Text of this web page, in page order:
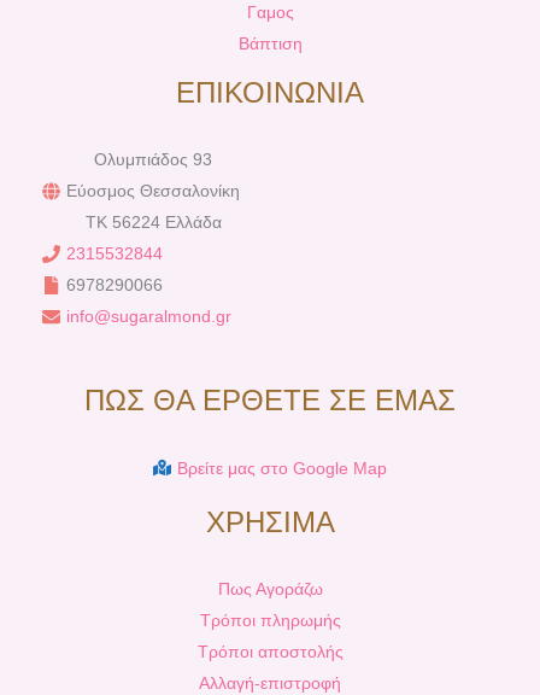
Γαμος
Βάπτιση
ΕΠΙΚΟΙΝΩΝΙΑ
Ολυμπιάδος 93
Εύοσμος Θεσσαλονίκη
TK 56224 Ελλάδα
2315532844
6978290066
info@sugaralmond.gr
ΠΩΣ ΘΑ ΕΡΘΕΤΕ ΣΕ ΕΜΑΣ
Βρείτε μας στο Google Map
ΧΡΗΣΙΜΑ
Πως Αγοράζω
Τρόποι πληρωμής
Τρόποι αποστολής
Αλλαγή-επιστροφή